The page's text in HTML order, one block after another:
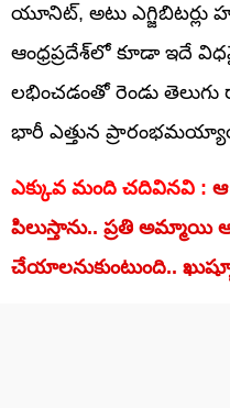
యూనిట్, అటు ఎగ్జిబిటర్లు
ఆంధ్రప్రదేశ్‌లో కూడా ఇదే
లభించడంతో రెండు తెలుగు
భారీ ఎత్తున
ఎక్కువ మంది చదివినవి : ఆ
పిలుస్తాను.. ప్రతి
చేయాలనుకుంటుంది..